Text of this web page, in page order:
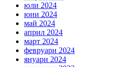
юли 2024
юни 2024
май 2024
април 2024
март 2024
февруари 2024
януари 2024